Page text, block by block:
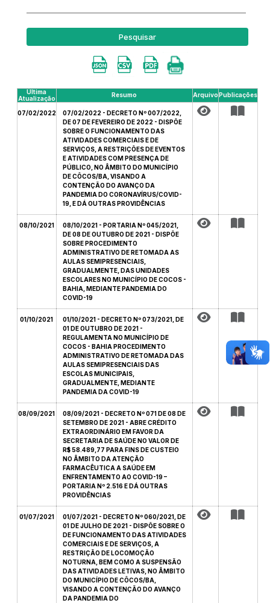
Pesquisar
Última
Atualização
Resumo ArquivoPublicações
07/02/2022
07/02/2022 - DECRETO Nº 007/2022,
DE 07 DE FEVEREIRO DE 2022 - DISPÕE
SOBRE O FUNCIONAMENTO DAS
ATIVIDADES COMERCIAIS E DE
SERVIÇOS, A RESTRIÇÕES DE EVENTOS
E ATIVIDADES COM PRESENÇA DE
PÚBLICO, NO ÂMBITO DO MUNICÍPIO
DE CÔCOS/BA, VISANDO A
CONTENÇÃO DO AVANÇO DA
PANDEMIA DO CORONAVÍRUS/COVID-
19, E DÁ OUTRAS PROVIDÊNCIAS
08/10/2021
08/10/2021 - PORTARIA Nº 045/2021,
DE 08 DE OUTUBRO DE 2021 - DISPÕE
SOBRE PROCEDIMENTO
ADMINISTRATIVO DE RETOMADA AS
AULAS SEMIPRESENCIAIS,
GRADUALMENTE, DAS UNIDADES
ESCOLARES NO MUNICÍPIO DE COCOS -
BAHIA, MEDIANTE PANDEMIA DO
COVID-19
01/10/2021
01/10/2021 - DECRETO Nº 073/2021, DE
01 DE OUTUBRO DE 2021 -
REGULAMENTA NO MUNICÍPIO DE
COCOS - BAHIA PROCEDIMENTO
ADMINISTRATIVO DE RETOMADA DAS
AULAS SEMIPRESENCIAIS DAS
ESCOLAS MUNICIPAIS,
GRADUALMENTE, MEDIANTE
PANDEMIA DA COVID-19
08/09/2021
08/09/2021 - DECRETO Nº 071 DE 08 DE
SETEMBRO DE 2021 - ABRE CRÉDITO
EXTRAORDINÁRIO EM FAVOR DA
SECRETARIA DE SAÚDE NO VALOR DE
R$ 58.489,77 PARA FINS DE CUSTEIO
NO ÂMBITO DA ATENÇÃO
FARMACÊUTICA A SAÚDE EM
ENFRENTAMENTO AO COVID-19 –
PORTARIA Nº 2.516 E DÁ OUTRAS
PROVIDÊNCIAS
01/07/2021
01/07/2021 - DECRETO Nº 060/2021, DE
01 DE JULHO DE 2021 - DISPÕE SOBRE O
DE FUNCIONAMENTO DAS ATIVIDADES
COMERCIAIS E DE SERVIÇOS, A
RESTRIÇÃO DE LOCOMOÇÃO
NOTURNA, BEM COMO A SUSPENSÃO
DAS ATIVIDADES LETIVAS, NO ÂMBITO
DO MUNICÍPIO DE CÔCOS/BA,
VISANDO A CONTENÇÃO DO AVANÇO
DA PANDEMIA DO